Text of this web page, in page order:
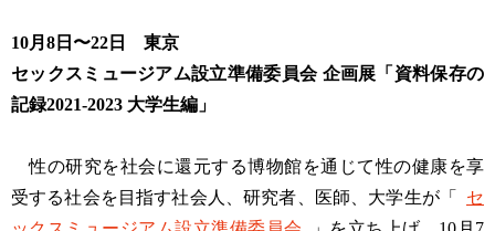
10月8日〜22日 東京
セックスミュージアム設立準備委員会 企画展「資料保存の
記録2021-2023 大学生編」
性の研究を社会に還元する博物館を通じて性の健康を享
受する社会を目指す社会人、研究者、医師、大学生が「
セ